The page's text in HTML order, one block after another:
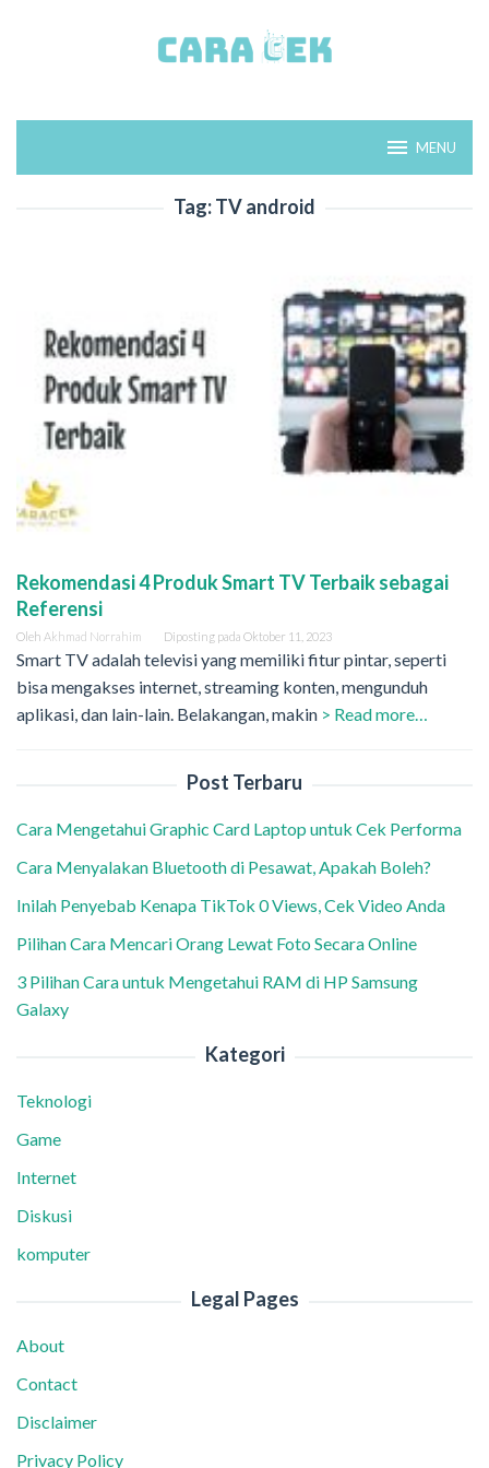
MENU
Tag:TV android
Rekomendasi 4 Produk Smart TV Terbaik sebagai
Referensi
Oleh Akhmad Norrahim Diposting pada Oktober 11, 2023
Smart TV adalah televisi yang memiliki fitur pintar, seperti
bisa mengakses internet, streaming konten, mengunduh
aplikasi, dan lain-lain. Belakangan, makin > Read more…
Post Terbaru
Cara Mengetahui Graphic Card Laptop untuk Cek Performa
Cara Menyalakan Bluetooth di Pesawat, Apakah Boleh?
Inilah Penyebab Kenapa TikTok 0 Views, Cek Video Anda
Pilihan Cara Mencari Orang Lewat Foto Secara Online
3 Pilihan Cara untuk Mengetahui RAM di HP Samsung
Galaxy
Kategori
Teknologi
Game
Internet
Diskusi
komputer
Legal Pages
About
Contact
Disclaimer
Privacy Policy